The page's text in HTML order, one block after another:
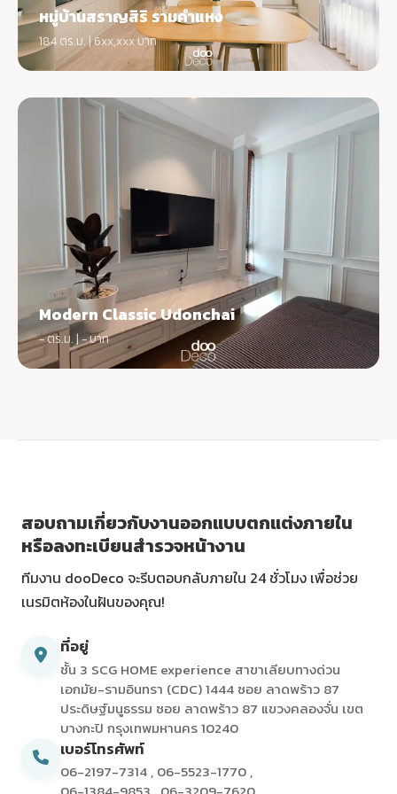
หมู่บ้านสราญสิริ รามคำแหง
184 ตร.ม. | 6xx,xxx บาท
Modern Classic Udonchai
- ตร.ม. | - บาท
สอบถามเกี่ยวกับงานออกแบบตกแต่งภายใน
หรือลงทะเบียนสำรวจหน้างาน
ทีมงาน dooDeco จะรีบตอบกลับภายใน 24 ชั่วโมง เพื่อช่วย
เนรมิตห้องในฝันของคุณ!
ที่อยู่
ชั้น 3 SCG HOME experience สาขาเลียบทางด่วน
เอกมัย-รามอินทรา (CDC) 1444 ซอย ลาดพร้าว 87
ประดิษฐ์มนูธรรม ซอย ลาดพร้าว 87 แขวงคลองจั่น เขต
บางกะปิ กรุงเทพมหานคร 10240
เบอร์โทรศัพท์
06-2197-7314 , 06-5523-1770 ,